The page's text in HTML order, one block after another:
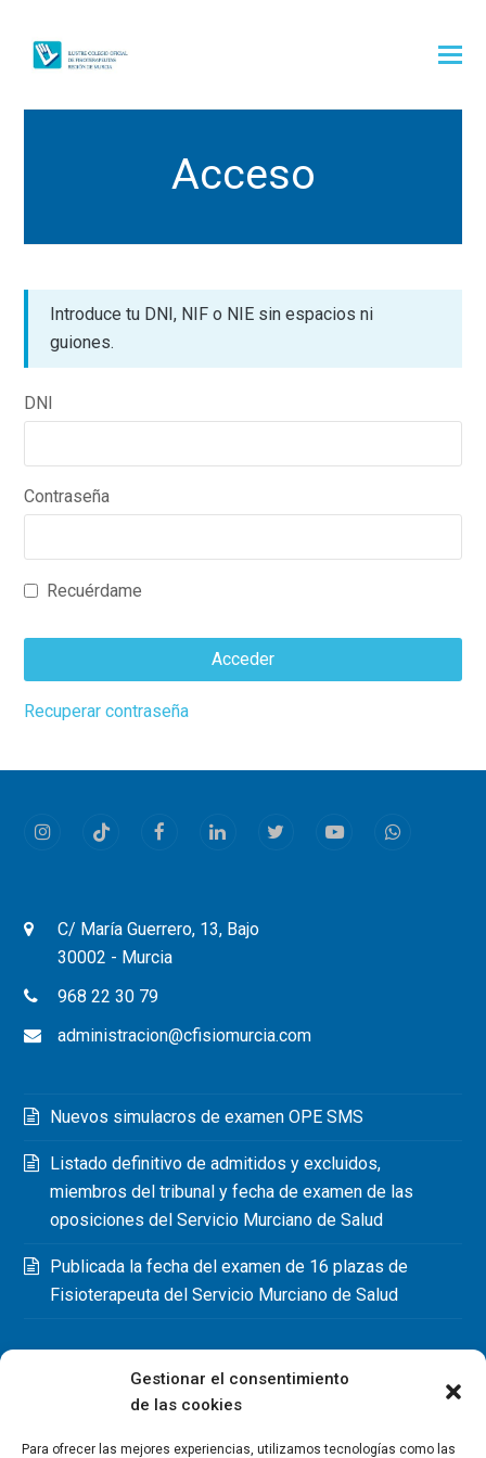
Gestionar el consentimiento
de las cookies
Para ofrecer las mejores experiencias, utilizamos tecnologías como las
Acceso
Introduce tu DNI, NIF o NIE sin espacios ni
guiones.
DNI
Contraseña
Recuérdame
Acceder
This
should
left
Recuperar contraseña
InstagramTiktok FacebookLinkedInTwitterYoutubeWhatsapp
C/ María Guerrero, 13, Bajo
30002 - Murcia
968 22 30 79
administracion@cfisiomurcia.com
Nuevos simulacros de examen OPE SMS
Listado definitivo de admitidos y excluidos,
miembros del tribunal y fecha de examen de las
oposiciones del Servicio Murciano de Salud
Publicada la fecha del examen de 16 plazas de
Fisioterapeuta del Servicio Murciano de Salud